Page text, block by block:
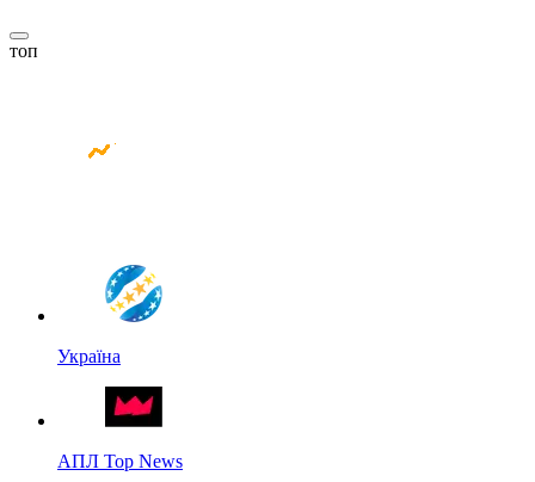
топ
Україна
АПЛ Top News